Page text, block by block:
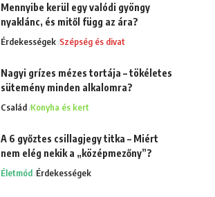
Mennyibe kerül egy valódi gyöngy
nyaklánc, és mitől függ az ára?
Érdekességek Szépség és divat
Nagyi grízes mézes tortája – tökéletes
sütemény minden alkalomra?
Család Konyha és kert
A 6 győztes csillagjegy titka – Miért
nem elég nekik a „középmezőny”?
Életmód Érdekességek